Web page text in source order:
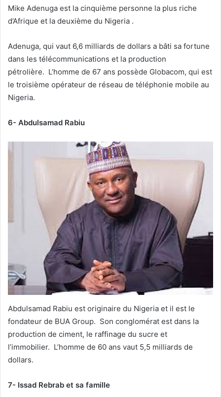
Mike Adenuga est la cinquième personne la plus riche
d’Afrique et la deuxième du Nigeria .
Adenuga, qui vaut 6,6 milliards de dollars a bâti sa fortune
dans les télécommunications et la production
pétrolière. L’homme de 67 ans possède Globacom, qui est
le troisième opérateur de réseau de téléphonie mobile au
Nigeria.
6- Abdulsamad Rabiu
Abdulsamad Rabiu est originaire du Nigeria et il est le
fondateur de BUA Group. Son conglomérat est dans la
production de ciment, le raffinage du sucre et
l’immobilier. L’homme de 60 ans vaut 5,5 milliards de
dollars.
7- Issad Rebrab et sa famille